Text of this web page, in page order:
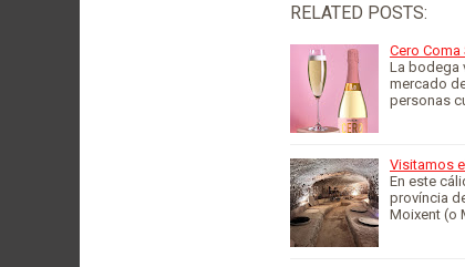
RELATED POSTS:
Cero
La bodega
mercado
personas
Visitamos
En este
província
Moixent (o